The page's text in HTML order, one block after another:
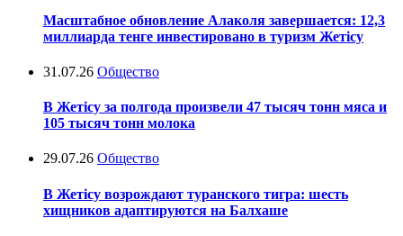
Масштабное обновление Алаколя завершается: 12,3
миллиарда тенге инвестировано в туризм Жетісу
31.07.26 Общество
В Жетісу за полгода произвели 47 тысяч тонн мяса и
105 тысяч тонн молока
29.07.26 Общество
В Жетісу возрождают туранского тигра: шесть
хищников адаптируются на Балхаше